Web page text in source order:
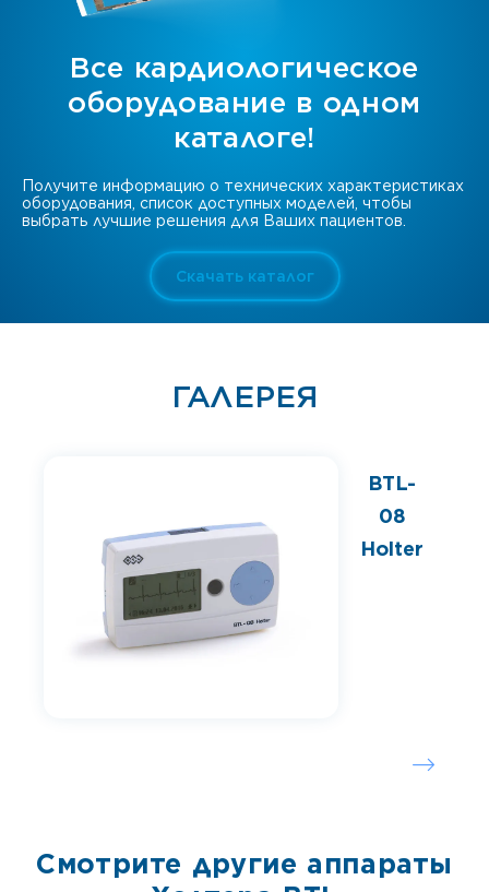
Все кардиологическое
оборудование в одном
каталоге!
Получите информацию о технических характеристиках
оборудования, список доступных моделей, чтобы
выбрать лучшие решения для Ваших пациентов.
Скачать каталог
ГАЛЕРЕЯ
BTL-
08
Holter
Смотрите другие аппараты